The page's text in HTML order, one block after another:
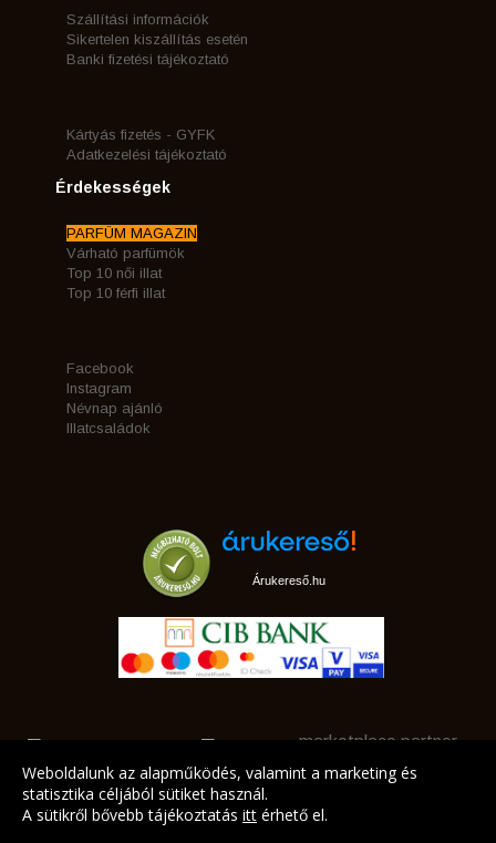
Szállítási információk
Sikertelen kiszállítás esetén
Banki fizetési tájékoztató
Kártyás fizetés - GYFK
Adatkezelési tájékoztató
Érdekességek
PARFÜM MAGAZIN
Várható parfümök
Top 10 női illat
Top 10 férfi illat
Facebook
Instagram
Névnap ajánló
Illatcsaládok
Árukereső.hu
marketplace partner
Weboldalunk az alapműködés, valamint a marketing és
statisztika céljából sütiket használ.
A sütikről bővebb tájékoztatás itt érhető el.